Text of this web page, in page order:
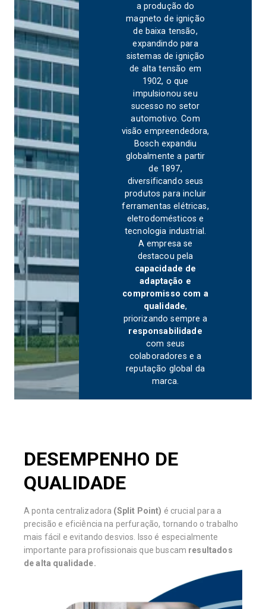
a produção do
magneto de ignição
de baixa tensão,
expandindo para
sistemas de ignição
de alta tensão em
1902, o que
impulsionou seu
sucesso no setor
automotivo. Com
visão empreendedora,
Bosch expandiu
globalmente a partir
de 1897,
diversificando seus
produtos para incluir
ferramentas elétricas,
eletrodomésticos e
tecnologia industrial.
A empresa se
destacou pela
capacidade de
adaptação e
compromisso com a
qualidade,
priorizando sempre a
responsabilidade
com seus
colaboradores e a
reputação global da
marca.
DESEMPENHO DE
QUALIDADE
A ponta centralizadora (Split Point) é crucial para a
precisão e eficiência na perfuração, tornando o trabalho
mais fácil e evitando desvios. Isso é especialmente
importante para profissionais que buscam resultados
de alta qualidade.